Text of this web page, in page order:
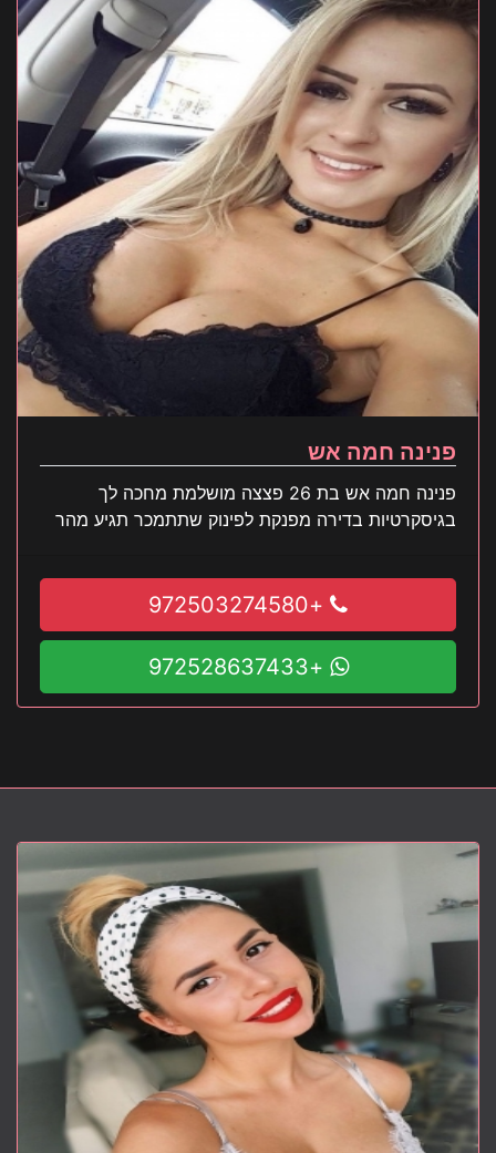
פנינה חמה אש
פנינה חמה אש בת 26 פצצה מושלמת מחכה לך
בגיסקרטיות בדירה מפנקת לפינוק שתתמכר תגיע מהר
+972503274580
+972528637433